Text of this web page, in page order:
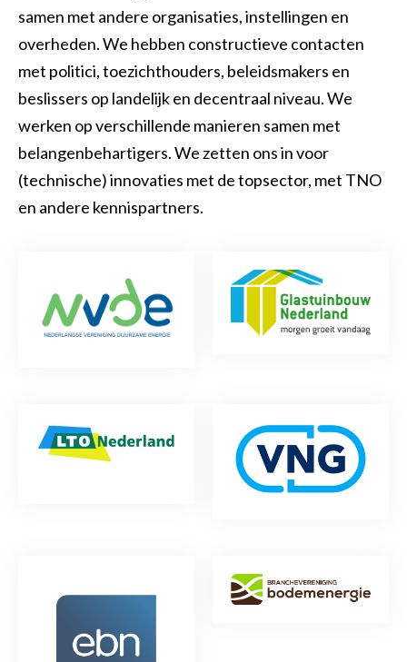
samen met andere organisaties, instellingen en
overheden. We hebben constructieve contacten
met politici, toezichthouders, beleidsmakers en
beslissers op landelijk en decentraal niveau. We
werken op verschillende manieren samen met
belangenbehartigers. We zetten ons in voor
(technische) innovaties met de topsector, met TNO
en andere kennispartners.